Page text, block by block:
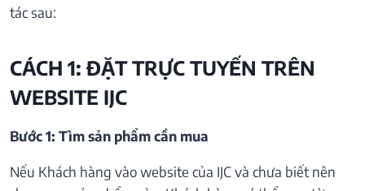
tác sau:
CÁCH 1: ĐẶT TRỰC TUYẾN TRÊN
WEBSITE IJC
Bước 1: Tìm sản phẩm cần mua
Nếu Khách hàng vào website của IJC và chưa biết nên